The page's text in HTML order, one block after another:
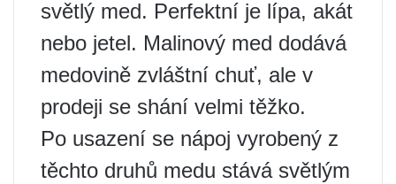
světlý med. Perfektní je lípa, akát
nebo jetel. Malinový med dodává
medovině zvláštní chuť, ale v
prodeji se shání velmi těžko.
Po usazení se nápoj vyrobený z
těchto druhů medu stává světlým